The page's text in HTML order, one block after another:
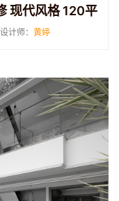
现代风格 120平
设计师： 黄婷